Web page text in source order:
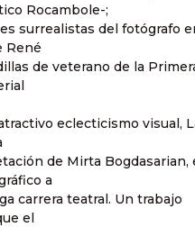
Rocambole-;
surrealistas del fotógrafo
René
de veterano de la
eclecticismo visual,
de Mirta Bogdasarian,
a
carrera teatral. Un trabajo
el